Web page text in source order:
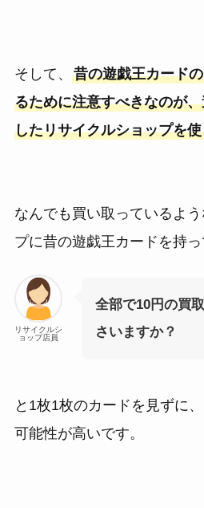
そして、 昔の遊戯王カード
るために注意すべきなのが
したリサイクルショップを
なんでも買い取っているよ
プに昔の遊戯王カードを持っ
リサイクルシ
ョップ店員
全部で10円の買
さいますか？
と1枚1枚のカードを見ずに
可能性が高いです。